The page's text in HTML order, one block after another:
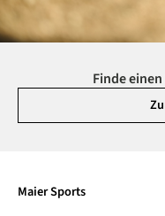
Finde
Maier Sports